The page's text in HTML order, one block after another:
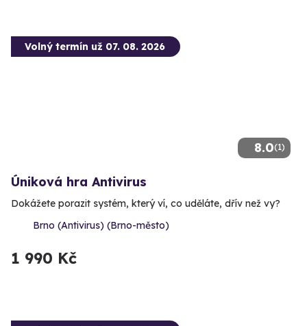
8.0(1)
Volný termín už 07. 08. 2026
Úniková hra Antivirus
Dokážete porazit systém, který ví, co uděláte, dřív než vy?
Brno (Antivirus) (Brno-město)
1 990 Kč